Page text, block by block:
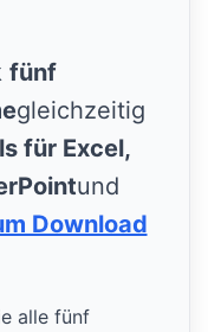
fünf
gleichzeitig
für Excel,
und
Download
alle fünf